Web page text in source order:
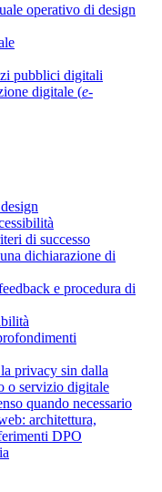
operativo di design
pubblici digitali
digitale (e-
di successo
dichiarazione di
e procedura di
privacy sin dalla
o servizio digitale
quando necessario
architettura,
DPO